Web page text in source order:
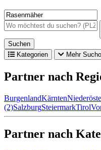
Suchen
Kategorien
Mehr
Partner nach
BurgenlandKärnten
(2)SalzburgSteiermarkTirol
Partner nach